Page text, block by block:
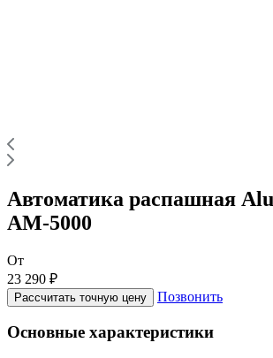
Автоматика распашная
AM-5000
От
23 290 ₽
Рассчитать точную цену Позвонить
Основные характеристики